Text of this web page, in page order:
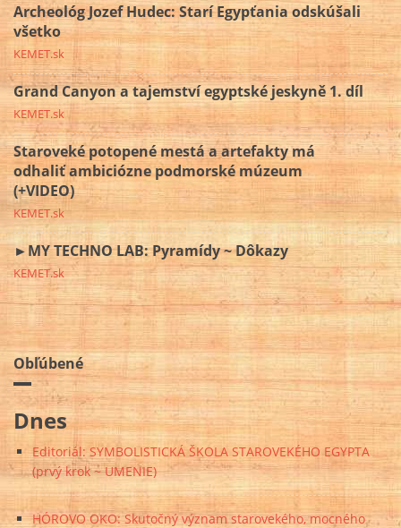
Archeológ Jozef Hudec: Starí Egypťania odskúšali
všetko
KEMET.sk
Grand Canyon a tajemství egyptské jeskyně 1. díl
KEMET.sk
Staroveké potopené mestá a artefakty má
odhaliť ambiciózne podmorské múzeum
(+VIDEO)
KEMET.sk
►MY TECHNO LAB: Pyramídy ~ Dôkazy
KEMET.sk
Obľúbené
Dnes
Editoriál: SYMBOLISTICKÁ ŠKOLA STAROVEKÉHO EGYPTA
(prvý krok ~ UMENIE)
HÓROVO OKO: Skutočný význam starovekého, mocného